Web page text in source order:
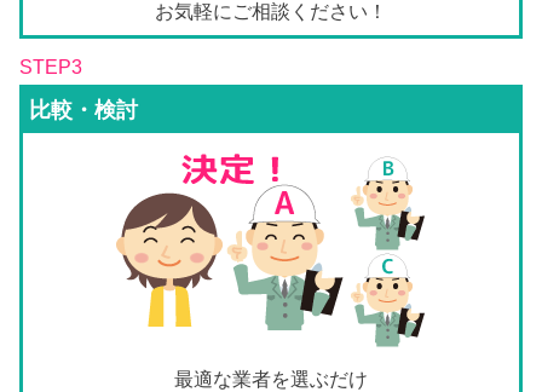
お気軽にご相談ください！
STEP3
比較・検討
最適な業者を選ぶだけ